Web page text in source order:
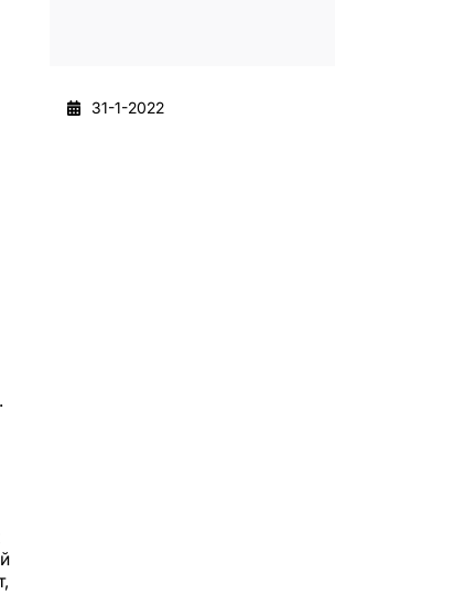
31-1-2022